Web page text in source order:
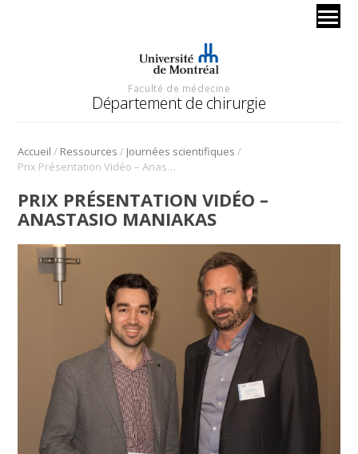
Faculté de médecine
Département de chirurgie
Accueil / Ressources / Journées scientifiques /
Prix Présentation Vidéo – Anastasio Maniakas
PRIX PRÉSENTATION VIDÉO –
ANASTASIO MANIAKAS